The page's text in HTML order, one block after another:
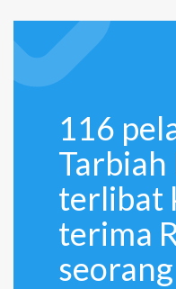
116
terlibat
terima
seorang